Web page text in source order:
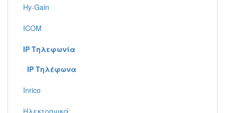
Hy-Gain
ICOM
IP Τηλεφωνία
IP Τηλέφωνα
Inrico
Ηλεκτρονικά